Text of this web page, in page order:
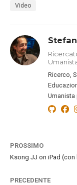
Video
Ricerco,
Umanista
PROSSIMO
Ksong JJ on iPad (con
PRECEDENTE